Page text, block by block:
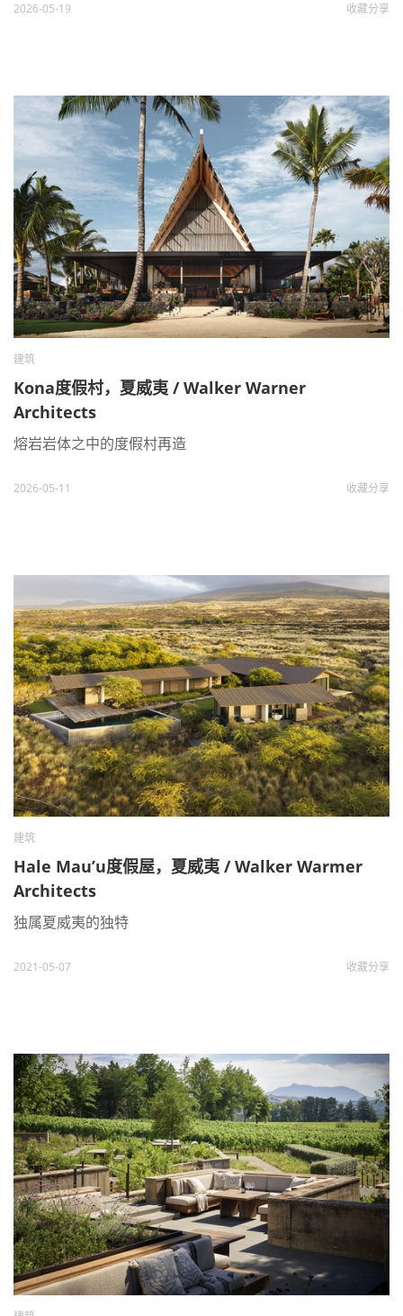
2026-05-19 收藏分享
建筑
Kona度假村，夏威夷 / Walker Warner
Architects
熔岩岩体之中的度假村再造
2026-05-11 收藏分享
建筑
Hale Mau’u度假屋，夏威夷 / Walker Warmer
Architects
独属夏威夷的独特
2021-05-07 收藏分享